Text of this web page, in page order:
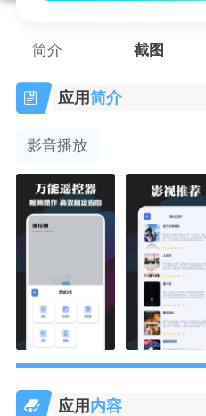
简介 截图
应用简介
影音播放
应用 内容